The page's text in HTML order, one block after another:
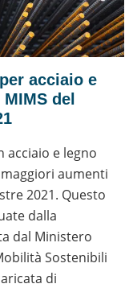
acciaio e
del
acciaio e legno
aumenti
2021. Questo
dalla
dal Ministero
Sostenibili
di